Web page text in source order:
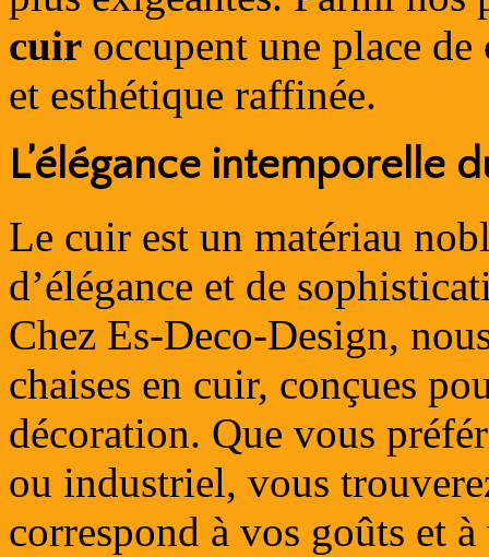
cuir occupent une place
et esthétique raffinée.
L’élégance intemporelle
Le cuir est un matériau
d’élégance et de
Chez Es-Deco-Design,
chaises en cuir, conçues
décoration. Que vous
ou industriel, vous
correspond à vos goûts et